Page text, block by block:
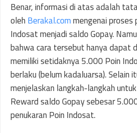
Benar, informasi di atas adalah
oleh Berakal.commengenai proses
Indosat menjadi saldo Gopay.
bahwa cara tersebut hanya dapat
memiliki setidaknya 5.000 Poin
berlaku (belum kadaluarsa). Selain
menjelaskan langkah-langkah
Reward saldo Gopay sebesar
penukaran Poin Indosat.